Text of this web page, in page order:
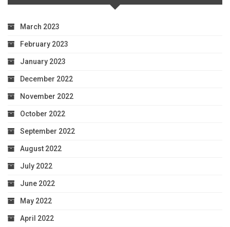
March 2023
February 2023
January 2023
December 2022
November 2022
October 2022
September 2022
August 2022
July 2022
June 2022
May 2022
April 2022